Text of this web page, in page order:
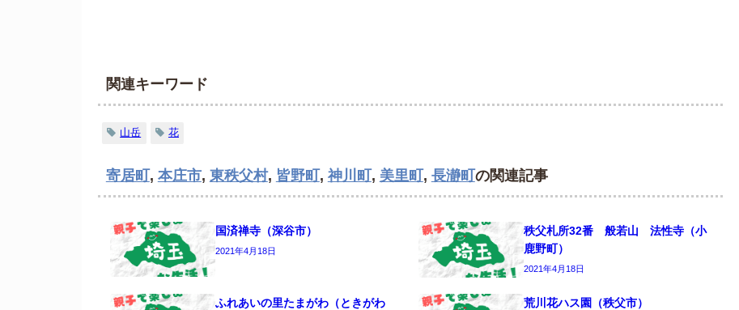
関連キーワード
山岳 花
寄居町 , 本庄市, 東秩父村, 皆野町 , 神川町 , 美里町 , 長瀞町 の関連記事
国済禅寺（深谷市）
2021年4月18日
秩父札所32番 般若山 法性寺（小
鹿野町）
2021年4月18日
ふれあいの里たまがわ（ときがわ
荒川花ハス園（秩父市）